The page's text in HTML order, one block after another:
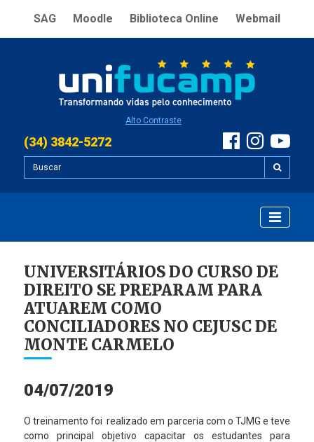
SAG Moodle Biblioteca Online Webmail
Alto Contraste
(34) 3842-5272
UNIVERSITÁRIOS DO CURSO DE
DIREITO SE PREPARAM PARA
ATUAREM COMO
CONCILIADORES NO CEJUSC DE
MONTE CARMELO
04/07/2019
O treinamento foi realizado em parceria com o TJMG e teve
como principal objetivo capacitar os estudantes para